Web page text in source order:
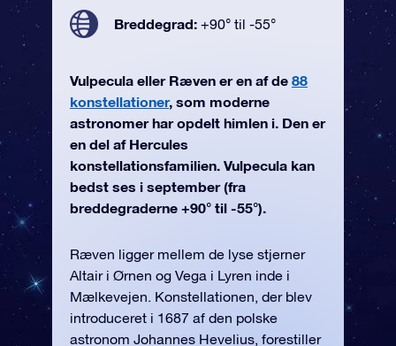
Breddegrad: +90° til -55°
Vulpecula eller Ræven er en af de 88
konstellationer, som moderne
astronomer har opdelt himlen i. Den er
en del af Hercules
konstellationsfamilien. Vulpecula kan
bedst ses i september (fra
breddegraderne +90° til -55°).
Ræven ligger mellem de lyse stjerner
Altair i Ørnen og Vega i Lyren inde i
Mælkevejen. Konstellationen, der blev
introduceret i 1687 af den polske
astronom Johannes Hevelius, forestiller